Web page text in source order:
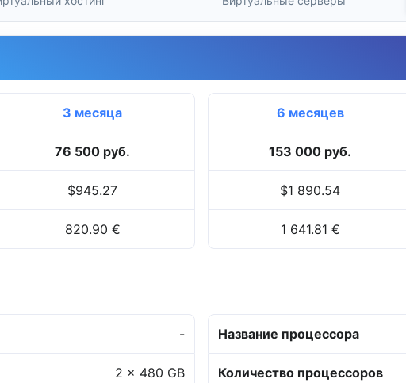
3 месяца
76 500 руб.
$945.27
820.90 €
6 месяцев
153 000 руб.
$1 890.54
1 641.81 €
-
2 x 480 GB
Название процессора
Количество процессоров